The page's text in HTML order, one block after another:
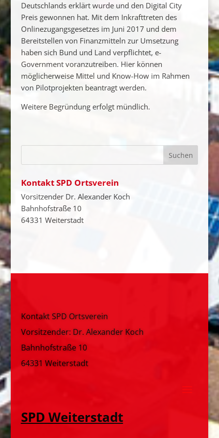
Deutschlands erklärt wurde und den Digital City
Preis gewonnen hat. Mit dem Inkrafttreten des
Onlinezugangsgesetzes im Juni 2017 und dem
Bereitstellen von Finanzmitteln zur Umsetzung
haben sich Bund und Land verpflichtet, e-
Government voranzutreiben. Hier können
möglicherweise Mittel und Know-How im Rahmen
von Pilotprojekten beantragt werden.
Weitere Begründung erfolgt mündlich.
Kontakt SPD Ortsverein
Vorsitzender Dr. Alexander Koch
Bahnhofstraße 10
64331 Weiterstadt
Kontakt SPD Ortsverein
Vorsitzender: Dr. Alexander Koch
Bahnhofstraße 10
64331 Weiterstadt
SPD Weiterstadt